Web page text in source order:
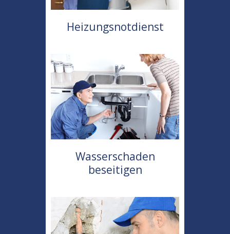
Heizungsnotdienst
Wasserschaden
beseitigen